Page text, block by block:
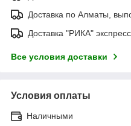
Доставка по Алматы,
Доставка "РИКА"
Все условия доставки
Условия оплаты
Наличными